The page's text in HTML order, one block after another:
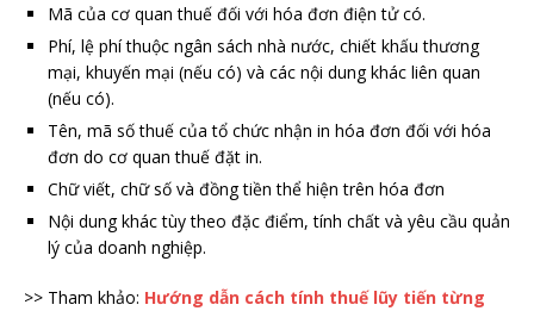
Mã của cơ quan thuế đối với hóa đơn điện tử có.
Phí, lệ phí thuộc ngân sách nhà nước, chiết khấu thương
mại, khuyến mại (nếu có) và các nội dung khác liên quan
(nếu có).
Tên, mã số thuế của tổ chức nhận in hóa đơn đối với hóa
đơn do cơ quan thuế đặt in.
Chữ viết, chữ số và đồng tiền thể hiện trên hóa đơn
Nội dung khác tùy theo đặc điểm, tính chất và yêu cầu quản
lý của doanh nghiệp.
>> Tham khảo: Hướng dẫn cách tính thuế lũy tiến từng